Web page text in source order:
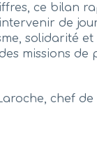
ce bilan
de
solidarité et
missions de
chef